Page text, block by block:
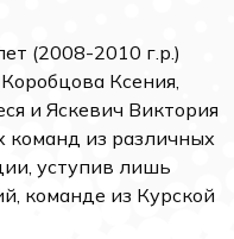
(2008-2010 г.р.)
Ксения,
и Яскевич Виктория
команд из различных
уступив лишь
команде из Курской